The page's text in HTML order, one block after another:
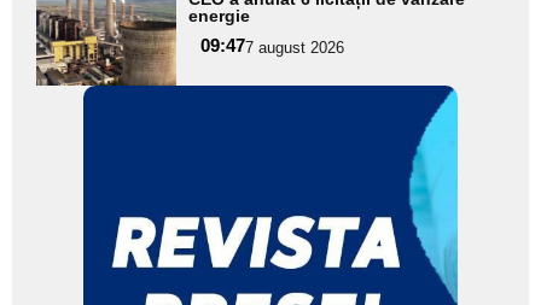
aici textul
pentru
subtitlu
energie
09:477 august 2026